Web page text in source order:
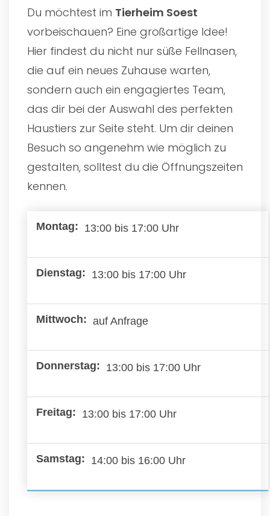
Du möchtest im Tierheim Soest
vorbeischauen? Eine großartige Idee!
Hier findest du nicht nur süße Fellnasen,
die auf ein neues Zuhause warten,
sondern auch ein engagiertes Team,
das dir bei der Auswahl des perfekten
Haustiers zur Seite steht. Um dir deinen
Besuch so angenehm wie möglich zu
gestalten, solltest du die Öffnungszeiten
kennen.
13:00 bis 17:00 Uhr
13:00 bis 17:00 Uhr
auf Anfrage
13:00 bis 17:00 Uhr
13:00 bis 17:00 Uhr
14:00 bis 16:00 Uhr